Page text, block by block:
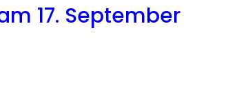
17. September